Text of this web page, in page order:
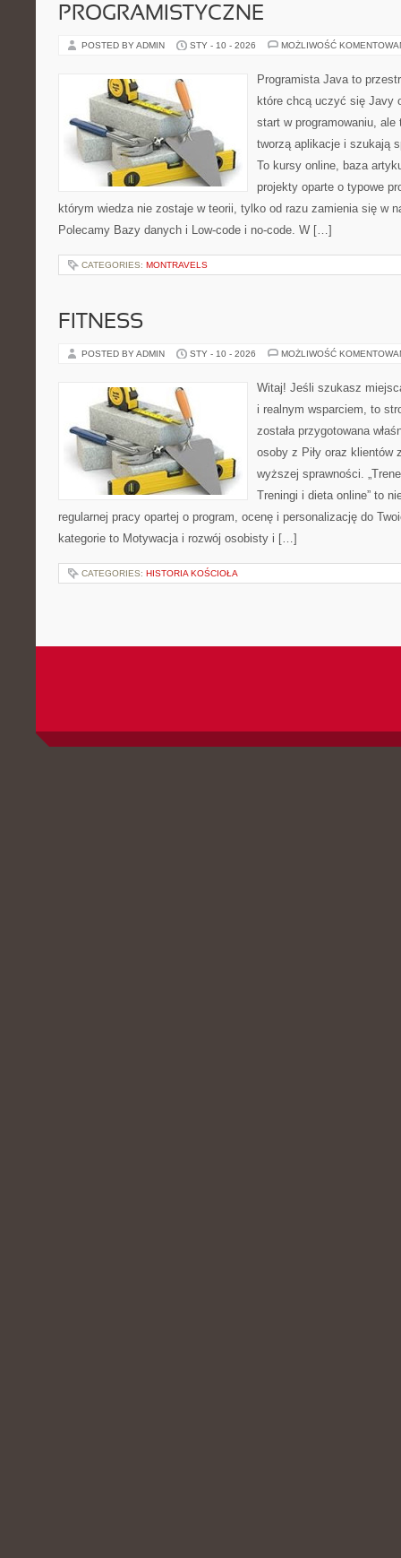
PROGRAMISTYCZNE
POSTED BY ADMIN STY - 10 - 2026 MOŻLIWOŚĆ
Programista Java to
które chcą uczyć się Javy
start w programowaniu,
tworzą aplikacje i szukają
To kursy online, baza
projekty oparte o typowe
którym wiedza nie zostaje w teorii, tylko od razu zamienia się w
Polecamy Bazy danych i Low-code i no-code. W […]
CATEGORIES: MONTRAVELS
FITNESS
POSTED BY ADMIN STY - 10 - 2026 MOŻLIWOŚĆ
Witaj! Jeśli szukasz
i realnym wsparciem, to
została przygotowana
osoby z Piły oraz klientów
wyższej sprawności.
Treningi i dieta online” to
regularnej pracy opartej o program, ocenę i personalizację do
kategorie to Motywacja i rozwój osobisty i […]
CATEGORIES: HISTORIA KOŚCIOŁA